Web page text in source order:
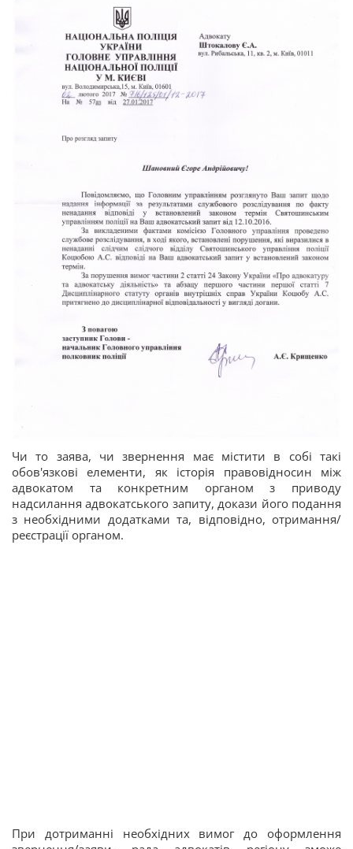
Чи то заява, чи звернення має містити в собі такі
обов'язкові елементи, як історія правовідносин між
адвокатом та конкретним органом з приводу
надсилання адвокатського запиту, докази його подання
з необхідними додатками та, відповідно, отримання/
реєстрації органом.
При дотриманні необхідних вимог до оформлення